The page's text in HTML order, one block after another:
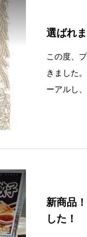
選ばれ
この度、
きました
ーアルし
新商品
した！